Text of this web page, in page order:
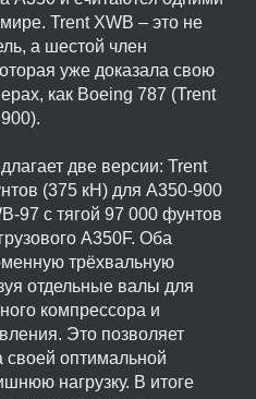
Trent XWB – это не
а шестой член
уже доказала свою
как Boeing 787 (Trent
две версии: Trent
(375 кН) для A350-900
97 с тягой 97 000 фунтов
A350F. Оба
трёхвальную
отдельные валы для
компрессора и
Это позволяет
своей оптимальной
нагрузку. В итоге